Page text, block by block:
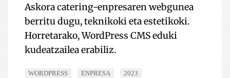
Askora catering-enpresaren webgunea
berritu dugu, teknikoki eta estetikoki.
Horretarako, WordPress CMS eduki
kudeatzailea erabiliz.
WORDPRESS ENPRESA 2023